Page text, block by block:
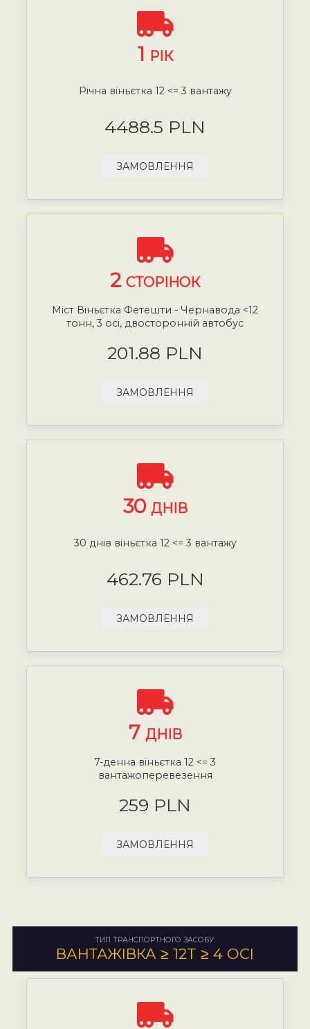
1 РІК
Річна віньєтка 12 <= 3 вантажу
4488.5 PLN
ЗАМОВЛЕННЯ
2 СТОРІНОК
Міст Віньєтка Фетешти - Чернавода <12
тонн, 3 осі, двосторонній автобус
201.88 PLN
ЗАМОВЛЕННЯ
30 ДНІВ
30 днів віньєтка 12 <= 3 вантажу
462.76 PLN
ЗАМОВЛЕННЯ
7 ДНІВ
7-денна віньєтка 12 <= 3
вантажоперевезення
259 PLN
ЗАМОВЛЕННЯ
ТИП ТРАНСПОРТНОГО ЗАСОБУ:
ВАНТАЖІВКА ≥ 12T ≥ 4 ОСІ